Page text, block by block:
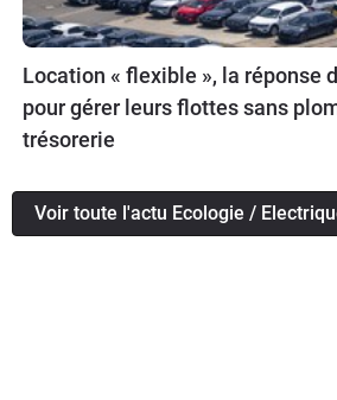
Location « flexible », la réponse
pour gérer leurs flottes sans
trésorerie
Voir toute l'actu Ecologie /